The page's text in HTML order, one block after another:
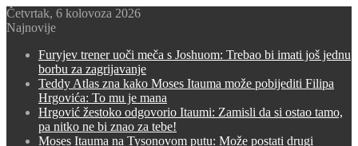
Četvrtak, 6 kolovoza 2026
Najnovije
Furyjev trener uoči meča s Joshuom: Trebao bi imati još jednu
borbu za zagrijavanje
Teddy Atlas zna kako Moses Itauma može pobijediti Filipa
Hrgovića: To mu je mana
Hrgović žestoko odgovorio Itaumi: Zamisli da si ostao tamo,
pa nitko ne bi znao za tebe!
Moses Itauma na Tysonovom putu: Može postati drugi